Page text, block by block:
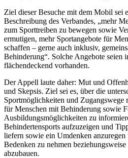
Ziel dieser Besuche mit dem Mobil sei
Beschreibung des Verbandes, „mehr
zum Sporttreiben zu bewegen sowie
ermutigen, mehr Sportangebote für
schaffen – gerne auch inklusiv,
Behinderung“. Solche Angebote seien
flächendeckend vorhanden.
Der Appell laute daher: Mut und
und Skepsis. Ziel sei es, über die
Sportmöglichkeiten und Zugangswege
für Menschen mit Behinderung sowie
Ausbildungsmöglichkeiten zu
Behindertensports aufzuzeigen und
liefern sowie ein Umdenken
Bedenken zu nehmen
abzubauen.